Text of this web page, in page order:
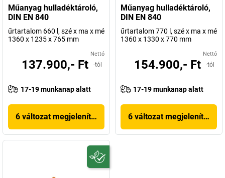
Műanyag hulladéktároló,
DIN EN 840
űrtartalom 660 l, szé x ma x mé
1360 x 1235 x 765 mm
Nettó
137.900,- Ft -tól
17-19 munkanap alatt
6 változat megjelenítése
Műanyag hulladéktároló,
DIN EN 840
űrtartalom 770 l, szé x ma x mé
1360 x 1330 x 770 mm
Nettó
154.900,- Ft -tól
17-19 munkanap alatt
6 változat megjelenítése